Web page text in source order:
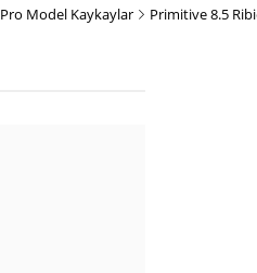
Pro Model Kaykaylar Primitive 8.5